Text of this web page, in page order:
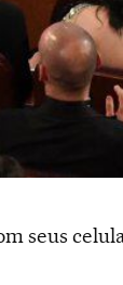
seus